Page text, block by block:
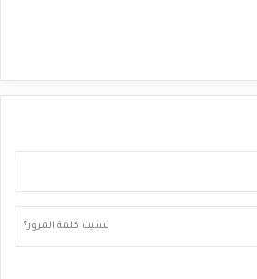
نسيت كلمة المرور؟